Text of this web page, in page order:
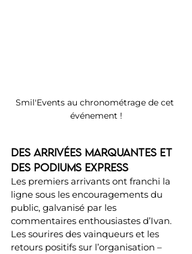
Smil'Events au chronométrage de cet
événement !
Des arrivées marquantes et
des podiums express
Les premiers arrivants ont franchi la
ligne sous les encouragements du
public, galvanisé par les
commentaires enthousiastes d’Ivan.
Les sourires des vainqueurs et les
retours positifs sur l’organisation –